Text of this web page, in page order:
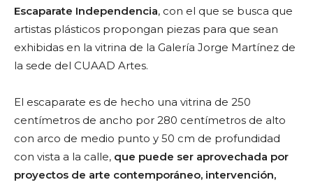
Escaparate Independencia, con el que se busca que
artistas plásticos propongan piezas para que sean
exhibidas en la vitrina de la Galería Jorge Martínez de
la sede del CUAAD Artes.
El escaparate es de hecho una vitrina de 250
centímetros de ancho por 280 centímetros de alto
con arco de medio punto y 50 cm de profundidad
con vista a la calle, que puede ser aprovechada por
proyectos de arte contemporáneo, intervención,